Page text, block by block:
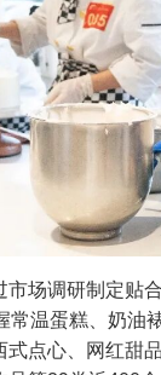
场调研制定贴
温蛋糕、奶
点心、网红甜